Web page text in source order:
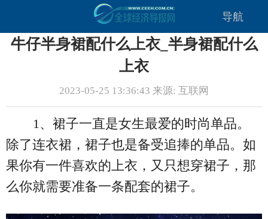
导航
牛仔半身裙配什么上衣_半身裙配什么
上衣
2023-05-25 13:36:43 来源: 互联网
1、裙子一直是女生最爱的时尚单品。
除了连衣裙，裙子也是备受追捧的单品。如
果你有一件喜欢的上衣，又只想穿裙子，那
么你就需要准备一条配套的裙子。